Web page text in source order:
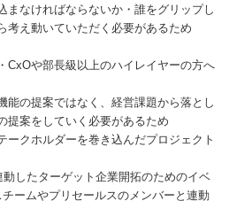
まなければならないか・誰をグリップし
考え動いていただく必要があるため
CxOや部長級以上のハイレイヤーの方へ
能の提案ではなく、経営課題から落とし
提案をしていく必要があるため
ークホルダーを巻き込んだプロジェクト
したターゲット企業開拓のためのイベ
ームやプリセールスのメンバーと連動